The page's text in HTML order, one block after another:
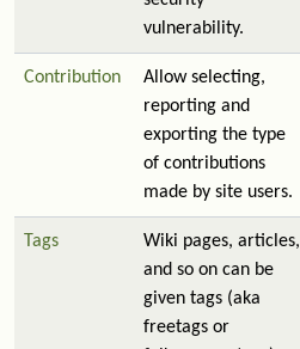
vulnerability.
Contribution
Allow selecting,
reporting and
exporting the type
of contributions
made by site users.
Tags
Wiki pages, articles,
and so on can be
given tags (aka
freetags or